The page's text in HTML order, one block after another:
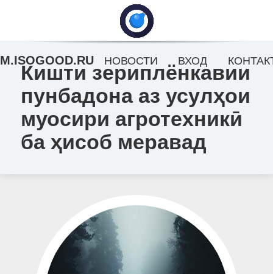
Кишти зериплёнкавии
пунбадона аз усулҳои
муосири агротехникӣ
ба ҳисоб меравад
M.ISOGOOD.RU НОВОСТИ ВХОД